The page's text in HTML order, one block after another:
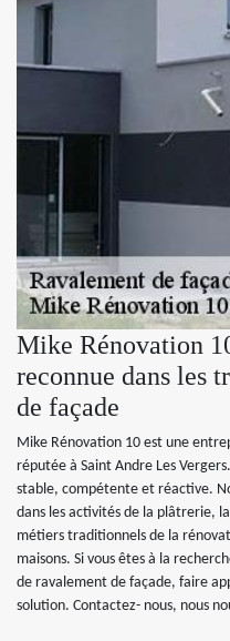
Mike Rénovation
reconnue dans les
de façade
Mike Rénovation 10 est une
réputée à Saint Andre Les
stable, compétente et réactive.
dans les activités de la plâtrerie,
métiers traditionnels de la
maisons. Si vous êtes à la
de ravalement de façade, faire
solution. Contactez- nous, nous